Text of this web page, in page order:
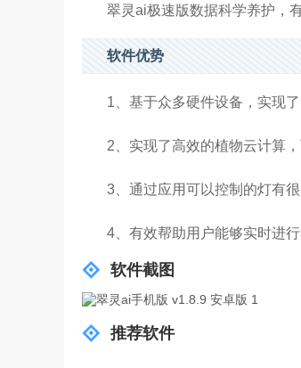
翠灵ai极速版数据科学养护，
软件优势
1、基于众多硬件设备，实现
2、实现了高效的植物云计算
3、通过应用可以控制的灯有
4、有效帮助用户能够实时进
软件截图
推荐软件